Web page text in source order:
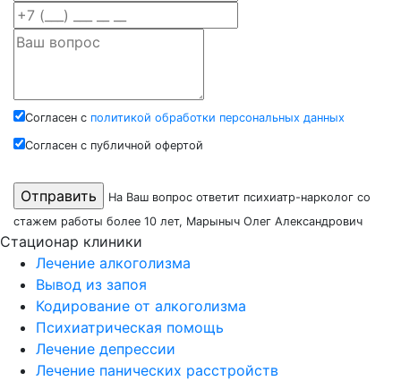
Согласен с политикой обработки персональных данных
Согласен с публичной офертой
На Ваш вопрос ответит психиатр-нарколог со
стажем работы более 10 лет, Марыныч Олег Александрович
Стационар клиники
Лечение алкоголизма
Вывод из запоя
Кодирование от алкоголизма
Психиатрическая помощь
Лечение депрессии
Лечение панических расстройств